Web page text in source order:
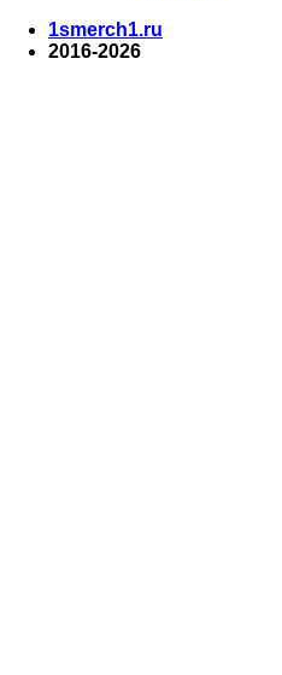
1smerch1.ru
2016-2026